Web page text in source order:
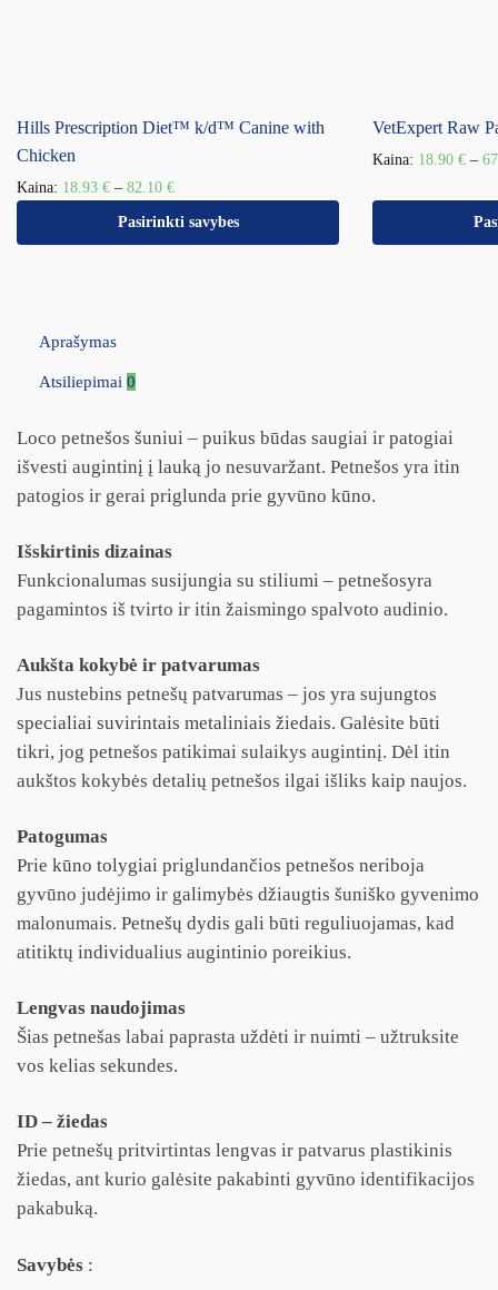
Hills Prescription Diet™ k/d™ Canine with
Chicken
Kaina: 18.93 € – 82.10 €
Pasirinkti savybes
VetExpert Raw
Kaina: 18.90 € –
Aprašymas
Atsiliepimai 0
Loco petnešos šuniui – puikus būdas saugiai ir patogiai
išvesti augintinį į lauką jo nesuvaržant. Petnešos yra itin
patogios ir gerai priglunda prie gyvūno kūno.
Išskirtinis dizainas
Funkcionalumas susijungia su stiliumi – petnešosyra
pagamintos iš tvirto ir itin žaismingo spalvoto audinio.
Aukšta kokybė ir patvarumas
Jus nustebins petnešų patvarumas – jos yra sujungtos
specialiai suvirintais metaliniais žiedais. Galėsite būti
tikri, jog petnešos patikimai sulaikys augintinį. Dėl itin
aukštos kokybės detalių petnešos ilgai išliks kaip naujos.
Patogumas
Prie kūno tolygiai priglundančios petnešos neriboja
gyvūno judėjimo ir galimybės džiaugtis šuniško gyvenimo
malonumais. Petnešų dydis gali būti reguliuojamas, kad
atitiktų individualius augintinio poreikius.
Lengvas naudojimas
Šias petnešas labai paprasta uždėti ir nuimti – užtruksite
vos kelias sekundes.
ID – žiedas
Prie petnešų pritvirtintas lengvas ir patvarus plastikinis
žiedas, ant kurio galėsite pakabinti gyvūno identifikacijos
pakabuką.
Savybės :